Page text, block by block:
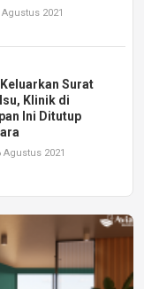
2021
Surat
Klinik di
Ini Ditutup
2021